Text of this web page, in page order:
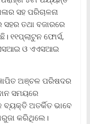
ସହ ପରିଚାଳନା
ତଥା ବଜାରରେ
୧୧ପ୍ଲାଟୁନ ଫୋର୍ସ,
ଓ ଏଏସଆଇ
ଅଞ୍ଚଳ ପରିଷଦର
ସମୟରେ
ବ୍ୟକ୍ତି ଅତର୍କିତ ଭାବେ
କରିଥିଲେ।